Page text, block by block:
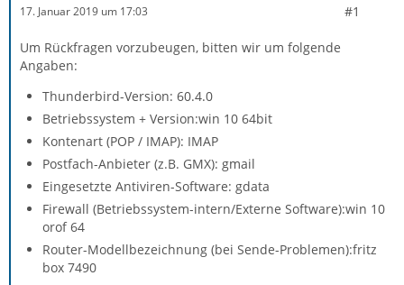
17. Januar 2019 um 17:03 #1
Um Rückfragen vorzubeugen, bitten wir um folgende
Angaben:
Thunderbird-Version: 60.4.0
Betriebssystem + Version:win 10 64bit
Kontenart (POP / IMAP): IMAP
Postfach-Anbieter (z.B. GMX): gmail
Eingesetzte Antiviren-Software: gdata
Firewall (Betriebssystem-intern/Externe Software):win 10
orof 64
Router-Modellbezeichnung (bei Sende-Problemen):fritz
box 7490